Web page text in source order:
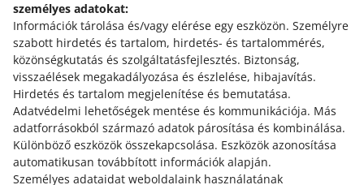
személyes adatokat:
Információk tárolása és/vagy elérése egy eszközön. Személyre
szabott hirdetés és tartalom, hirdetés- és tartalommérés,
közönségkutatás és szolgáltatásfejlesztés. Biztonság,
visszaélések megakadályozása és észlelése, hibajavítás.
Hirdetés és tartalom megjelenítése és bemutatása.
Adatvédelmi lehetőségek mentése és kommunikációja. Más
adatforrásokból származó adatok párosítása és kombinálása.
Különböző eszközök összekapcsolása. Eszközök azonosítása
automatikusan továbbított információk alapján.
Személyes adataidat weboldalaink használatának
Tudd meg, hogyan töltsd ki
helyesen ajánlatod
paramétereit
Olvasd el aparaméterekről szóló
cikket az Allegrón